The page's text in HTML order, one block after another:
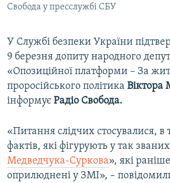
Усі сайти RFE/RL
Свобода у пресслужбі СБУ
У Службі безпеки України
9 березня допиту народного
«Опозиційної платформи – За
проросійського політика Віктора
інформує Радіо Свобода.
«Питання слідчих стосувалися, в
фактів, які фігурують у так
Медведчука-Суркова», які
оприлюднені у ЗМІ», –